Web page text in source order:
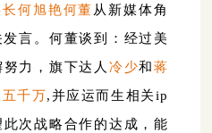
何旭艳何董 从新媒体角
言。何董谈到：经过美
力，旗下达人 冷少和蒋
五千万,并应运而生相关ip
此次战略合作的达成，能